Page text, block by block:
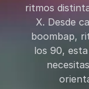
ritmos
X. Desde
boombap,
los 90,